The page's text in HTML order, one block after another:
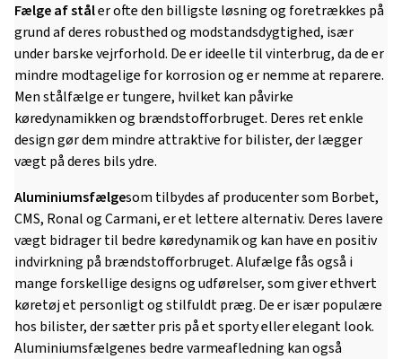
Fælge af ståler ofte den billigste løsning og foretrækkes på
grund af deres robusthed og modstandsdygtighed, især
under barske vejrforhold. De er ideelle til vinterbrug, da de er
mindre modtagelige for korrosion og er nemme at reparere.
Men stålfælge er tungere, hvilket kan påvirke
køredynamikken og brændstofforbruget. Deres ret enkle
design gør dem mindre attraktive for bilister, der lægger
vægt på deres bils ydre.
Aluminiumsfælgesom tilbydes af producenter som Borbet,
CMS, Ronal og Carmani, er et lettere alternativ. Deres lavere
vægt bidrager til bedre køredynamik og kan have en positiv
indvirkning på brændstofforbruget. Alufælge fås også i
mange forskellige designs og udførelser, som giver ethvert
køretøj et personligt og stilfuldt præg. De er især populære
hos bilister, der sætter pris på et sporty eller elegant look.
Aluminiumsfælgenes bedre varmeafledning kan også